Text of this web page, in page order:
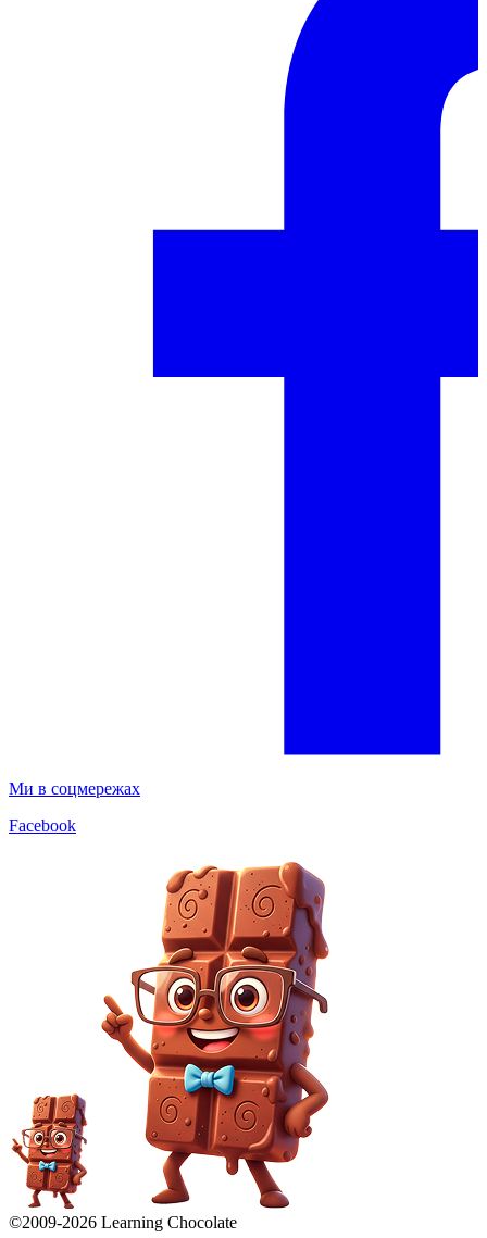
Ми в соцмережах
Facebook
©2009-2026 Learning Chocolate